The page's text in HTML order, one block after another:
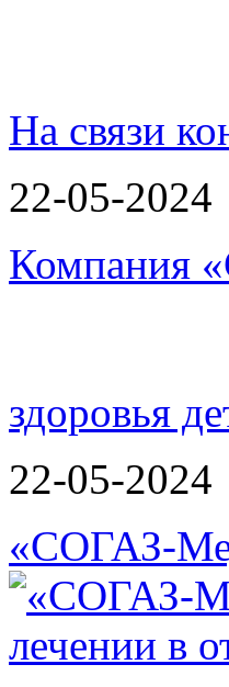
На связи
22-05-2024
Компания
здоровья
22-05-2024
«СОГАЗ-